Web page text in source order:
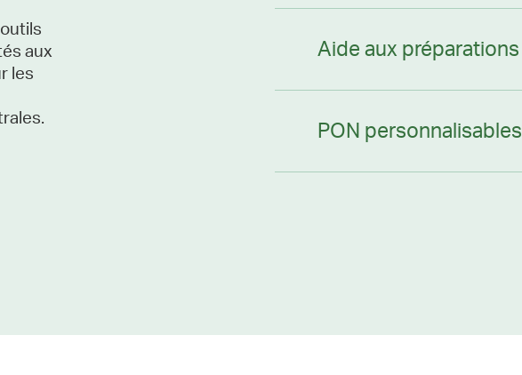
aux
les
Aide aux préparations
PON personnalisables